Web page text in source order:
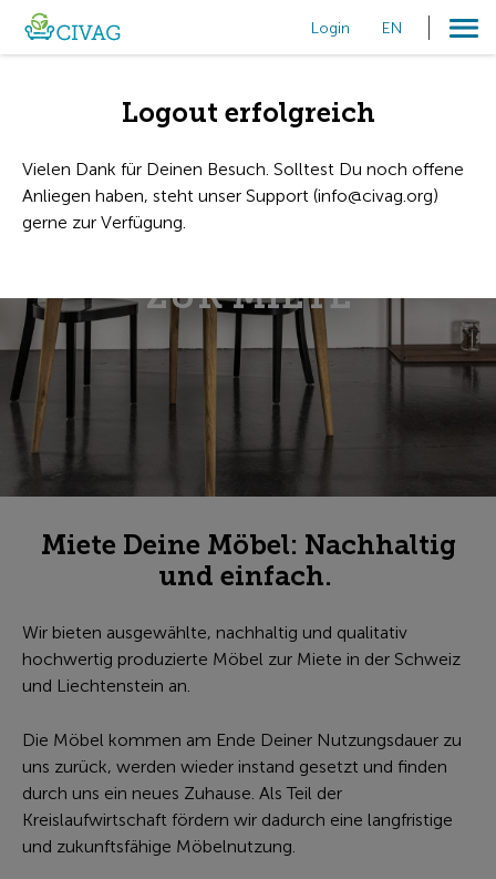
Login EN
ZUR MIETE
Miete Deine Möbel: Nachhaltig
und einfach.
Wir bieten ausgewählte, nachhaltig und qualitativ
hochwertig produzierte Möbel zur Miete in der Schweiz
und Liechtenstein an.
Die Möbel kommen am Ende Deiner Nutzungsdauer zu
uns zurück, werden wieder instand gesetzt und finden
durch uns ein neues Zuhause. Als Teil der
Kreislaufwirtschaft fördern wir dadurch eine langfristige
und zukunftsfähige Möbelnutzung.
Logout erfolgreich
Vielen Dank für Deinen Besuch. Solltest Du noch offene
Anliegen haben, steht unser Support (info@civag.org)
gerne zur Verfügung.